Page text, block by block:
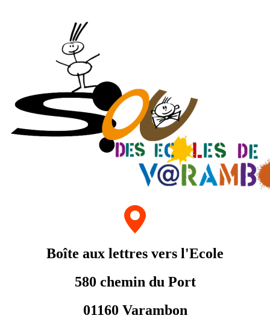
Boîte aux lettres vers l'Ecole
580 chemin du Port
01160 Varambon